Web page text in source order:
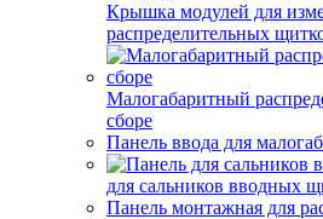
Крышка модулей для
распределительных
Малогабаритный
сборе
Панель ввода для
для сальников вводных
Панель монтажная для